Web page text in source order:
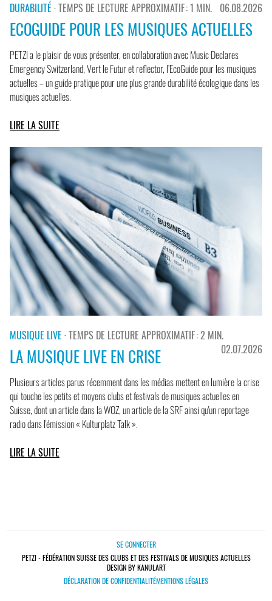
DURABILITÉ · TEMPS DE LECTURE APPROXIMATIF : 1 MIN. 06.08.2026
ECOGUIDE POUR LES MUSIQUES ACTUELLES
PETZI a le plaisir de vous présenter, en collaboration avec Music Declares
Emergency Switzerland, Vert le Futur et reflector, l’EcoGuide pour les musiques
actuelles – un guide pratique pour une plus grande durabilité écologique dans les
musiques actuelles.
LIRE LA SUITE
MUSIQUE LIVE · TEMPS DE LECTURE APPROXIMATIF : 2 MIN.
02.07.2026
LA MUSIQUE LIVE EN CRISE
Plusieurs articles parus récemment dans les médias mettent en lumière la crise
qui touche les petits et moyens clubs et festivals de musiques actuelles en
Suisse, dont un article dans la WOZ, un article de la SRF ainsi qu'un reportage
radio dans l'émission « Kulturplatz Talk ».
LIRE LA SUITE
SE CONNECTER
PETZI - FÉDÉRATION SUISSE DES CLUBS ET DES FESTIVALS DE MUSIQUES ACTUELLES
DESIGN BY KANULART
DÉCLARATION DE CONFIDENTIALITÉMENTIONS LÉGALES